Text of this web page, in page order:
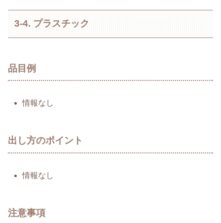
3-4. プラスチック
品目例
情報なし
出し方のポイント
情報なし
注意事項